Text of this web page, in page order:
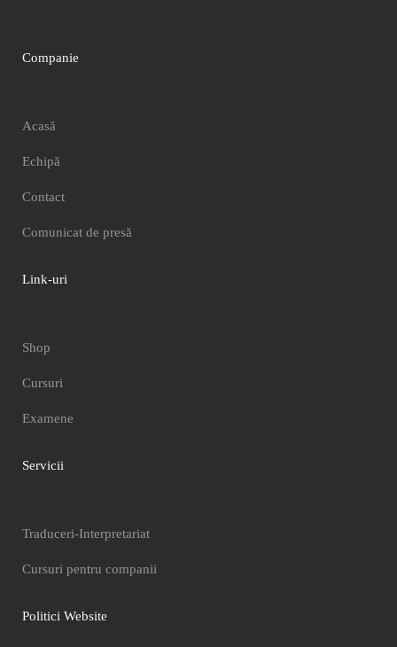
Companie
Acasă
Echipă
Contact
Comunicat de presă
Link-uri
Shop
Cursuri
Examene
Servicii
Traduceri-Interpretariat
Cursuri pentru companii
Politici Website